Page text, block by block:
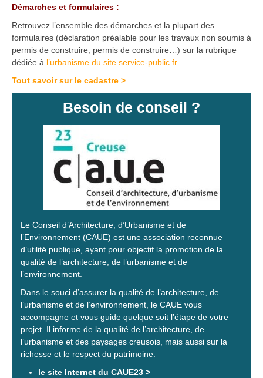
Démarches et formulaires :
Retrouvez l’ensemble des démarches et la plupart des
formulaires (déclaration préalable pour les travaux non soumis à
permis de construire, permis de construire…) sur la rubrique
dédiée à l’urbanisme du site service-public.fr
Tout savoir sur le cadastre >
Besoin de conseil ?
Le Conseil d’Architecture, d’Urbanisme et de
l’Environnement (CAUE) est une association reconnue
d’utilité publique, ayant pour objectif la promotion de la
qualité de l’architecture, de l’urbanisme et de
l’environnement.
Dans le souci d’assurer la qualité de l’architecture, de
l’urbanisme et de l’environnement, le CAUE vous
accompagne et vous guide quelque soit l’étape de votre
projet. Il informe de la qualité de l’architecture, de
l’urbanisme et des paysages creusois, mais aussi sur la
richesse et le respect du patrimoine.
le site Internet du CAUE23 >